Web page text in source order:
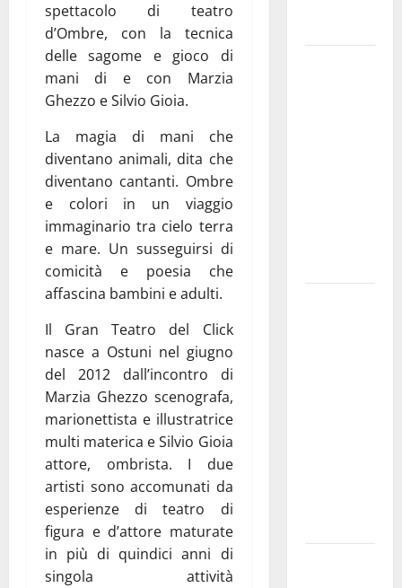
spettacolo di teatro
d’Ombre, con la tecnica
delle sagome e gioco di
mani di e con Marzia
Ghezzo e Silvio Gioia.
La magia di mani che
diventano animali, dita che
diventano cantanti. Ombre
e colori in un viaggio
immaginario tra cielo terra
e mare. Un susseguirsi di
comicità e poesia che
affascina bambini e adulti.
Il Gran Teatro del Click
nasce a Ostuni nel giugno
del 2012 dall’incontro di
Marzia Ghezzo scenografa,
marionettista e illustratrice
multi materica e Silvio Gioia
attore, ombrista. I due
artisti sono accomunati da
esperienze di teatro di
figura e d’attore maturate
in più di quindici anni di
singola attività